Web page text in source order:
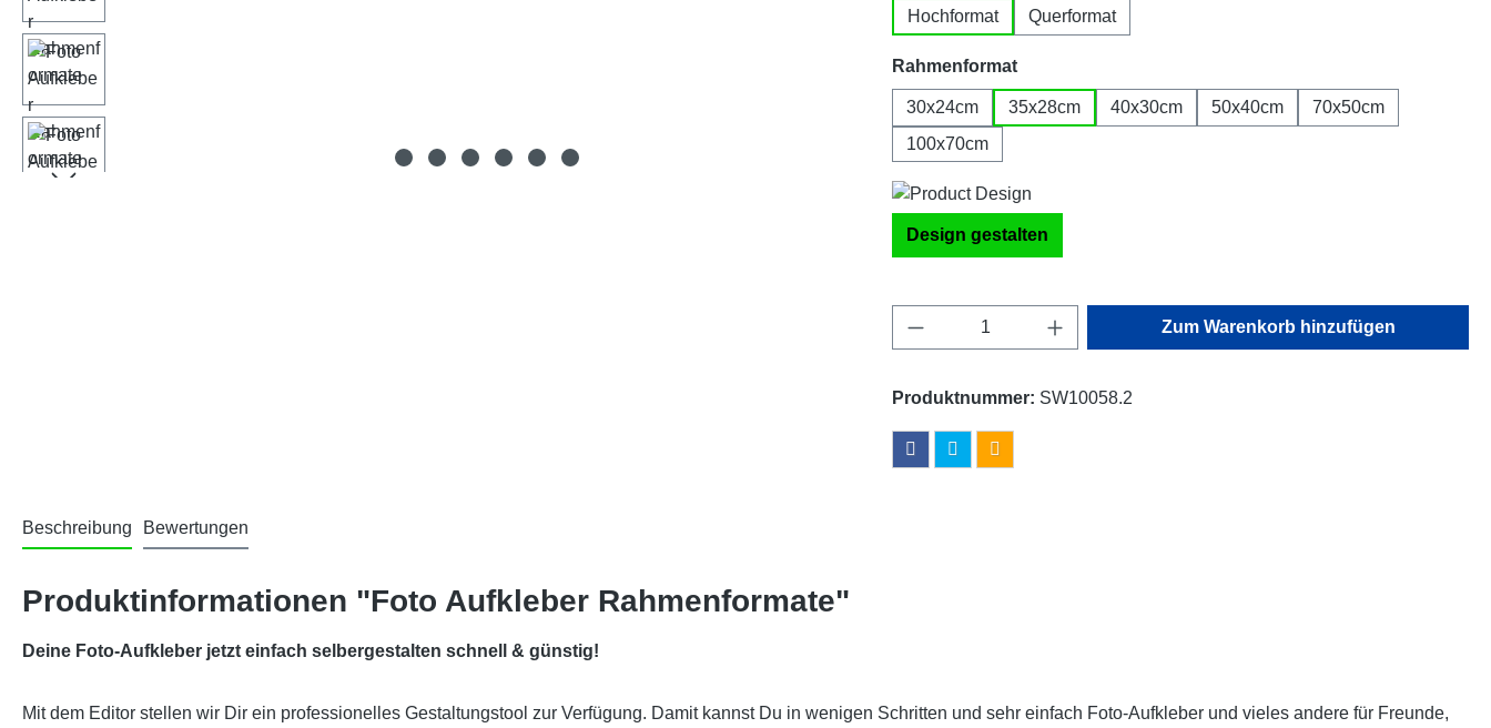
Hochformat Querformat
Rahmenformatauswählen
30x24cm 35x28cm 40x30cm 50x40cm
70x50cm
100x70cm
Design gestalten
Produkt Anzahl: Gib den gewünschten Wert ein
Zum Warenkorb hinzufügen
Produktnummer: SW10058.2
Beschreibung Bewertungen
Produktinformationen "Foto Aufkleber Rahmenformate"
Deine Foto-Aufkleber jetzt einfach selbergestalten schnell & günstig!
Mit dem Editor stellen wir Dir ein professionelles Gestaltungstool zur Verfügung. Damit kannst Du in wenigen Schritten und sehr einfach Foto-Aufkleber und vieles andere für Freunde,